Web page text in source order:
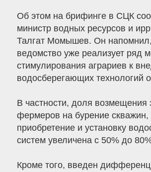
Об этом на брифинге в СЦК
министр водных ресурсов и
Талгат Момышев. Он
ведомство уже реализует ряд
стимулирования аграриев к
водосберегающих технологий
В частности, доля возмещения
фермеров на бурение скважин,
приобретение и установку
систем увеличена с 50% до
Кроме того, введен